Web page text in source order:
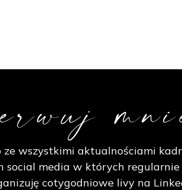
ze wszystkimi aktualnościami
social media w których
cotygodniowe livy na